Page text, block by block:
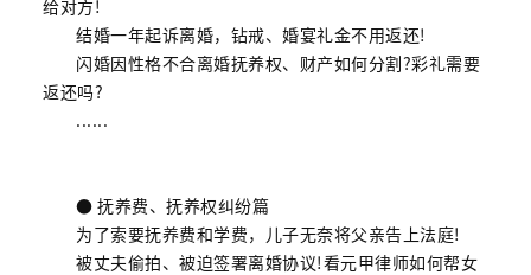
给对方!
结婚一年起诉离婚，钻戒、婚宴礼金不用返还!
闪婚因性格不合离婚抚养权、财产如何分割?彩礼需要
返还吗?
......
● 抚养费、抚养权纠纷篇
为了索要抚养费和学费，儿子无奈将父亲告上法庭!
被丈夫偷拍、被迫签署离婚协议!看元甲律师如何帮女